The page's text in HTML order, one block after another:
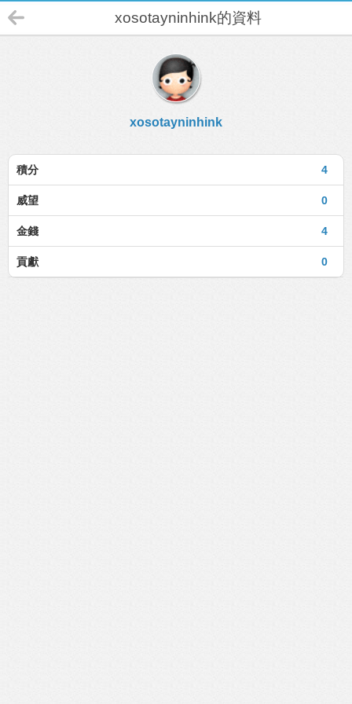
xosotayninhink的資料
xosotayninhink
4
積分
0
威望
4
金錢
0
貢獻